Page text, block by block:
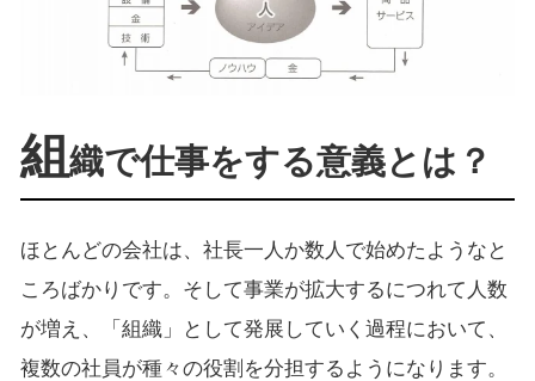
組 織で仕事をする意義とは？
ほとんどの会社は、社長一人か数人で始めたようなと
ころばかりです。そして事業が拡大するにつれて人数
が増え、「組織」として発展していく過程において、
複数の社員が種々の役割を分担するようになります。